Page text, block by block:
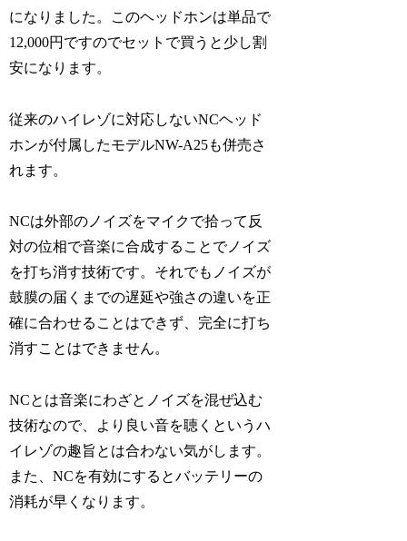
になりました。このヘッドホンは単品で
12,000円ですのでセットで買うと少し割
安になります。
従来のハイレゾに対応しないNCヘッド
ホンが付属したモデルNW-A25も併売さ
れます。
NCは外部のノイズをマイクで拾って反
対の位相で音楽に合成することでノイズ
を打ち消す技術です。それでもノイズが
鼓膜の届くまでの遅延や強さの違いを正
確に合わせることはできず、完全に打ち
消すことはできません。
NCとは音楽にわざとノイズを混ぜ込む
技術なので、より良い音を聴くというハ
イレゾの趣旨とは合わない気がします。
また、NCを有効にするとバッテリーの
消耗が早くなります。